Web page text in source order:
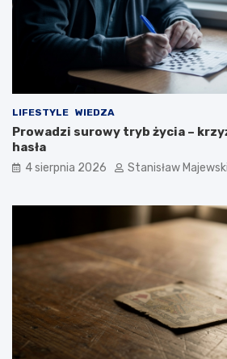
LIFESTYLE WIEDZA
Prowadzi surowy tryb życia –
hasła
4 sierpnia 2026 Stanisław Majewski